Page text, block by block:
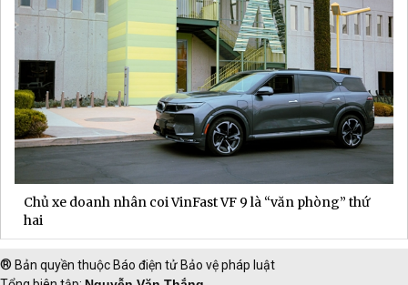
Chủ xe doanh nhân coi VinFast VF 9 là “văn phòng” thứ
hai
® Bản quyền thuộc Báo điện tử Bảo vệ pháp luật